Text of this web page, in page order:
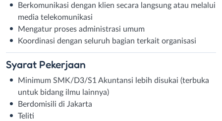
Berkomunikasi dengan klien secara langsung atau melalui
media telekomunikasi
Mengatur proses administrasi umum
Koordinasi dengan seluruh bagian terkait organisasi
Syarat Pekerjaan
Minimum SMK/D3/S1 Akuntansi lebih disukai (terbuka
untuk bidang ilmu lainnya)
Berdomisili di Jakarta
Teliti